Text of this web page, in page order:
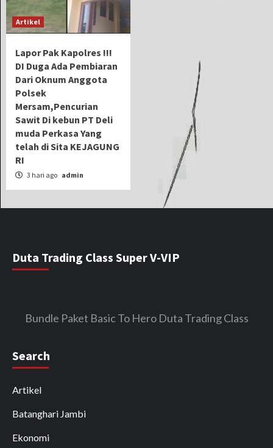
Artikel
Lapor Pak Kapolres !!!
DI Duga Ada Pembiaran
Dari Oknum Anggota
Polsek
Mersam,Pencurian
Sawit Di kebun PT Deli
muda Perkasa Yang
telah di Sita KEJAGUNG
RI
3 hari ago admin
Duta Trading Class Super V-VIP
Bundle Paket Basic To Hero Duta Trading Class
Search
Artikel
Batanghari Jambi
Ekonomi